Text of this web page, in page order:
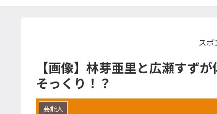
スポ
【画像】林芽亜里と広瀬すず
そっくり！？
芸能人